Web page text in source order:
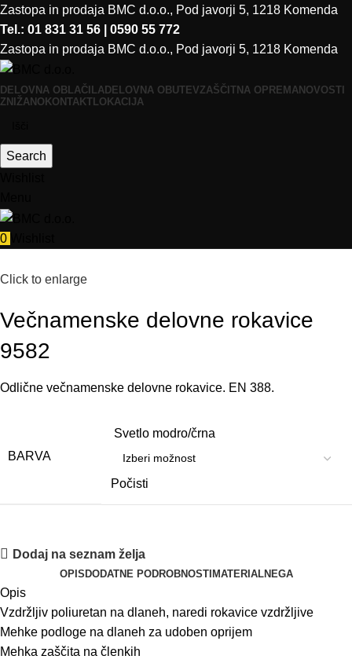
Zastopa in prodaja BMC d.o.o., Pod javorji 5, 1218 Komenda
Tel.: 01 831 31 56 | 0590 55 772
Zastopa in prodaja BMC d.o.o., Pod javorji 5, 1218 Komenda
DELOVNA OBLAČILA DELOVNA OBUTEVZAŠČITNA OPREMA NOVOSTI
ZNIŽANO KONTAKT LOKACIJA
Search
0
Click to enlarge
Večnamenske delovne rokavice
9582
Odlične večnamenske delovne rokavice. EN 388.
BARVA
Svetlo modro/črna
Počisti
Dodaj na seznam želja
OPIS DODATNE PODROBNOSTI MATERIALNEGA
Opis
Vzdržljiv poliuretan na dlaneh, naredi rokavice vzdržljive
Mehke podloge na dlaneh za udoben oprijem
Mehka zaščita na členkih